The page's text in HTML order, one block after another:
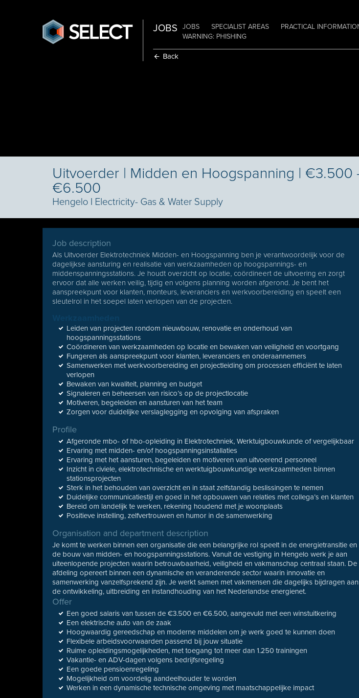
JOBS JOBS SPECIALIST AREAS PRACTICAL
WARNING: PHISHING
Back
Uitvoerder | Midden en Hoogspanning | €3.500
€6.500
Hengelo I Electricity- Gas & Water Supply
Job description
Als Uitvoerder Elektrotechniek Midden- en Hoogspanning ben je verantwoordelijk voor de
dagelijkse aansturing en realisatie van werkzaamheden op hoogspannings- en
middenspanningsstations. Je houdt overzicht op locatie, coördineert de uitvoering en zorgt
ervoor dat alle werken veilig, tijdig en volgens planning worden afgerond. Je bent het
aanspreekpunt voor klanten, monteurs, leveranciers en werkvoorbereiding en speelt een
sleutelrol in het soepel laten verlopen van de projecten.
Leiden van projecten rondom nieuwbouw, renovatie en onderhoud van
hoogspanningsstations
Coördineren van werkzaamheden op locatie en bewaken van veiligheid en voortgang
Fungeren als aanspreekpunt voor klanten, leveranciers en onderaannemers
Samenwerken met werkvoorbereiding en projectleiding om processen efficiënt te laten
verlopen
Bewaken van kwaliteit, planning en budget
Signaleren en beheersen van risico’s op de projectlocatie
Motiveren, begeleiden en aansturen van het team
Zorgen voor duidelijke verslaglegging en opvolging van afspraken
Profile
Afgeronde mbo- of hbo-opleiding in Elektrotechniek, Werktuigbouwkunde of vergelijkbaar
Ervaring met midden- en/of hoogspanningsinstallaties
Ervaring met het aansturen, begeleiden en motiveren van uitvoerend personeel
Inzicht in civiele, elektrotechnische en werktuigbouwkundige werkzaamheden binnen
stationsprojecten
Sterk in het behouden van overzicht en in staat zelfstandig beslissingen te nemen
Duidelijke communicatiestijl en goed in het opbouwen van relaties met collega’s en klanten
Bereid om landelijk te werken, rekening houdend met je woonplaats
Positieve instelling, zelfvertrouwen en humor in de samenwerking
Organisation and department description
Je komt te werken binnen een organisatie die een belangrijke rol speelt in de energietransitie en
de bouw van midden- en hoogspanningsstations. Vanuit de vestiging in Hengelo werk je aan
uiteenlopende projecten waarin betrouwbaarheid, veiligheid en vakmanschap centraal staan. De
afdeling opereert binnen een dynamische en veranderende sector waarin innovatie en
samenwerking vanzelfsprekend zijn. Je werkt samen met vakmensen die dagelijks bijdragen aan
de ontwikkeling, uitbreiding en instandhouding van het Nederlandse energienet.
Offer
Een goed salaris van tussen de €3.500 en €6.500, aangevuld met een winstuitkering
Een elektrische auto van de zaak
Hoogwaardig gereedschap en moderne middelen om je werk goed te kunnen doen
Flexibele arbeidsvoorwaarden passend bij jouw situatie
Ruime opleidingsmogelijkheden, met toegang tot meer dan 1.250 trainingen
Vakantie- en ADV-dagen volgens bedrijfsregeling
Een goede pensioenregeling
Mogelijkheid om voordelig aandeelhouder te worden
Werken in een dynamische technische omgeving met maatschappelijke impact